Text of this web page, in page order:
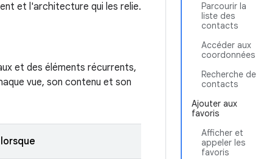
Parcourir la
liste des
contacts
Accéder aux
coordonnées
Recherche de
contacts
Ajouter aux
favoris
Afficher et
appeler les
favoris
et l'architecture qui les relie.
et des éléments récurrents,
vue, son contenu et son